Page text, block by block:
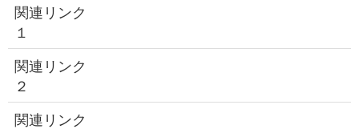
関連リンク
１
関連リンク
２
関連リンク